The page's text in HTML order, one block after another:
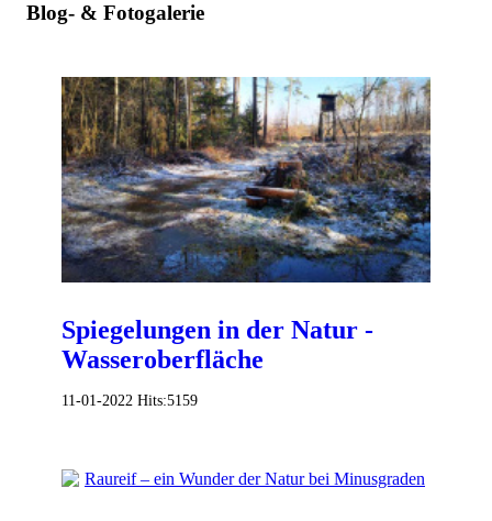
Blog- & Fotogalerie
Spiegelungen in der Natur -
Wasseroberfläche
11-01-2022 Hits:5159